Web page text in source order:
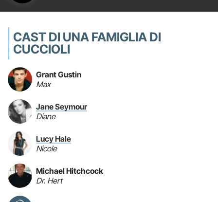
CAST DI UNA FAMIGLIA DI
CUCCIOLI
Grant Gustin
Max
Jane Seymour
Diane
Lucy Hale
Nicole
Michael Hitchcock
Dr. Hert